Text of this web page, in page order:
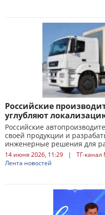
Российские
углубляют
Российские
своей продукции и
инженерные решения для
14 июня 2026, 11:29 |
ТГ-
Лента новостей